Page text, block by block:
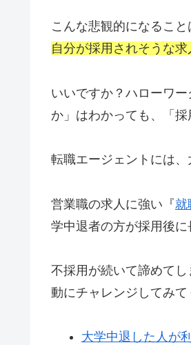
こんな悲観的になること
自分が採用されそうな求
いいですか？ハローワ
か」はわかっても、「
転職エージェントには、
営業職の求人に強い『就
学中退者の方が採用後に
不採用が続いて諦めて
動にチャレンジしてみて
大学中退した人が